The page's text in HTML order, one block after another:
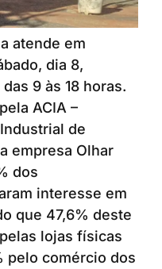
atende em
dia 8,
9 às 18 horas.
ACIA –
de
empresa Olhar
dos
interesse em
que 47,6% deste
lojas físicas
pelo comércio dos